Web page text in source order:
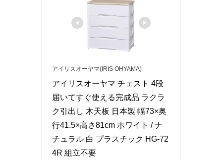
アイリスオーヤマ(IRIS OHYAMA)
アイリスオーヤマ チェスト 4段
届いてすぐ使える完成品 ラクラ
ク引出し 木天板 日本製 幅73×奥
行41.5×高さ81cm ホワイト / ナ
チュラル 白 プラスチック HG-72
4R 組立不要